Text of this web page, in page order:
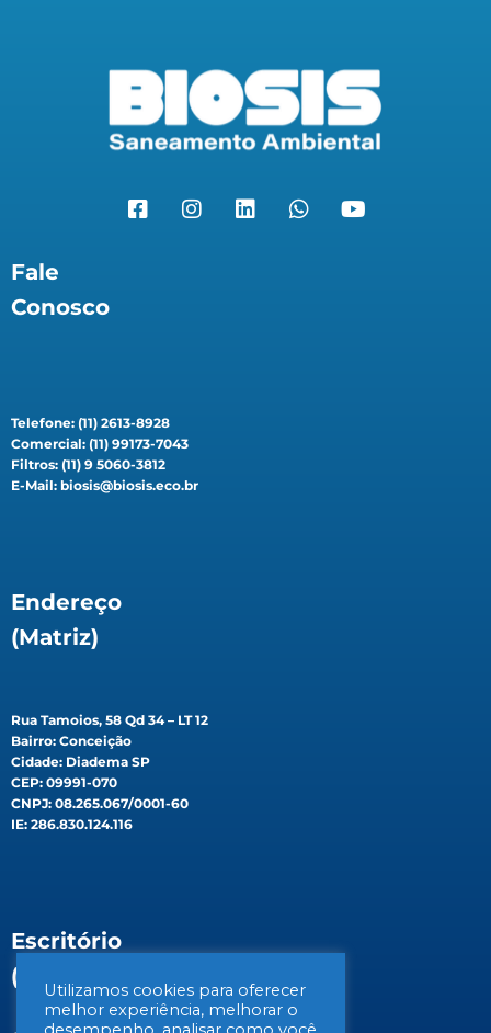
Fale
Conosco
Telefone: (11) 2613-8928
Comercial: (11) 99173-7043
Filtros: (11) 9 5060-3812
E-Mail: biosis@biosis.eco.br
Endereço
(Matriz)
Rua Tamoios, 58 Qd 34 – LT 12
Bairro: Conceição
Cidade: Diadema SP
CEP: 09991-070
CNPJ: 08.265.067/0001-60
IE: 286.830.124.116
Escritório
(Filial)
Utilizamos cookies para oferecer
melhor experiência, melhorar o